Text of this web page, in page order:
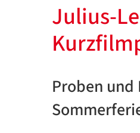
Julius-
Proben